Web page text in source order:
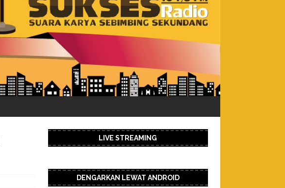
LIVE STREAMING
DENGARKAN LEWAT ANDROID